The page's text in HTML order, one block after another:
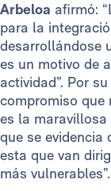
Arbeloa afirmó:
para la
desarrollándose
es un motivo de
actividad”. Por
compromiso que
es la maravillosa
que se evidencia
esta que van
más vulnerables”.